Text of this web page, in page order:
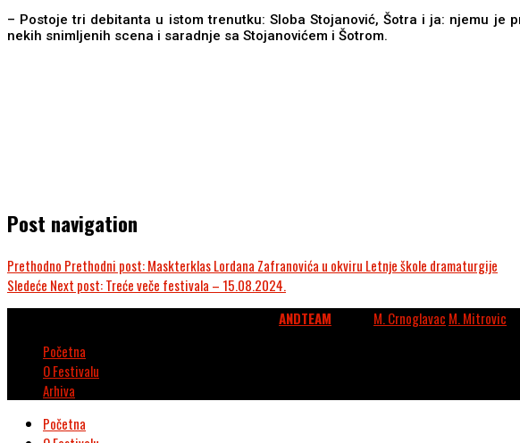
– Postoje tri debitanta u istom trenutku: Sloba Stojanović, Šotra i ja: njemu
nekih snimljenih scena i saradnje sa Stojanovićem i Šotrom.
Post navigation
Prethodno Prethodni post:Maskterklas Lordana Zafranovića u okviru Letnјe škole dramaturgije
Sledeće Next post:Treće veče festivala – 15.08.2024.
ANDTEAM M. Crnoglavac M. Mitrovic
Početna
O Festivalu
Arhiva
Početna